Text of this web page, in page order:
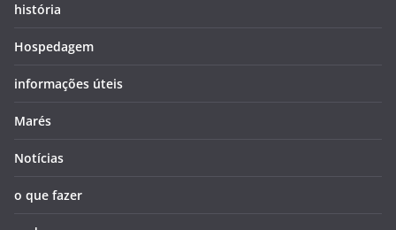
história
Hospedagem
informações úteis
Marés
Notícias
o que fazer